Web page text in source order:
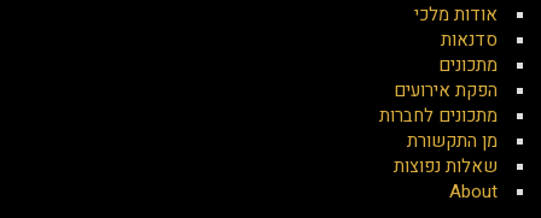
אודות מלכי
סדנאות
מתכונים
הפקת אירועים
מתכונים לחברות
מן התקשורת
שאלות נפוצות
About